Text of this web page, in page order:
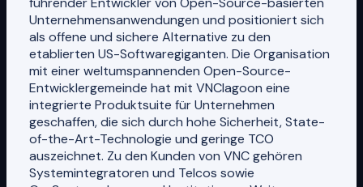
Unternehmensanwendungen und positioniert sich
als offene und sichere Alternative zu den
etablierten US-Softwaregiganten. Die Organisation
mit einer weltumspannenden Open-Source-
Entwicklergemeinde hat mit VNClagoon eine
integrierte Produktsuite für Unternehmen
geschaffen, die sich durch hohe Sicherheit, State-
of-the-Art-Technologie und geringe TCO
auszeichnet. Zu den Kunden von VNC gehören
Systemintegratoren und Telcos sowie